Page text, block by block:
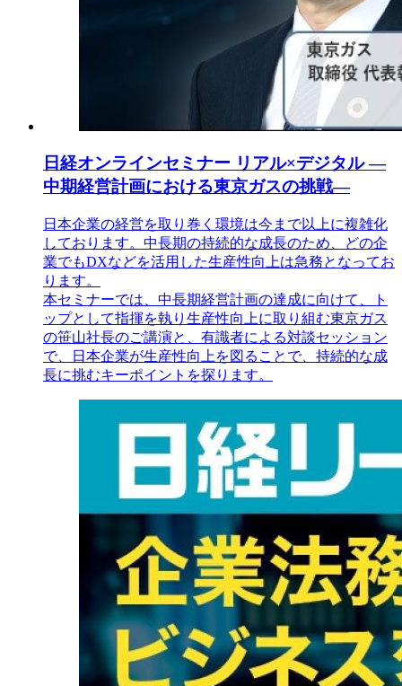
日経オンラインセミナー リアル×デジタル ―
中期経営計画における東京ガスの挑戦―
日本企業の経営を取り巻く環境は今まで以上に複雑化
しております。中長期の持続的な成長のため、どの企
業でもDXなどを活用した生産性向上は急務となってお
ります。
本セミナーでは、中長期経営計画の達成に向けて、ト
ップとして指揮を執り生産性向上に取り組む東京ガス
の笹山社長のご講演と、有識者による対談セッション
で、日本企業が生産性向上を図ることで、持続的な成
長に挑むキーポイントを探ります。